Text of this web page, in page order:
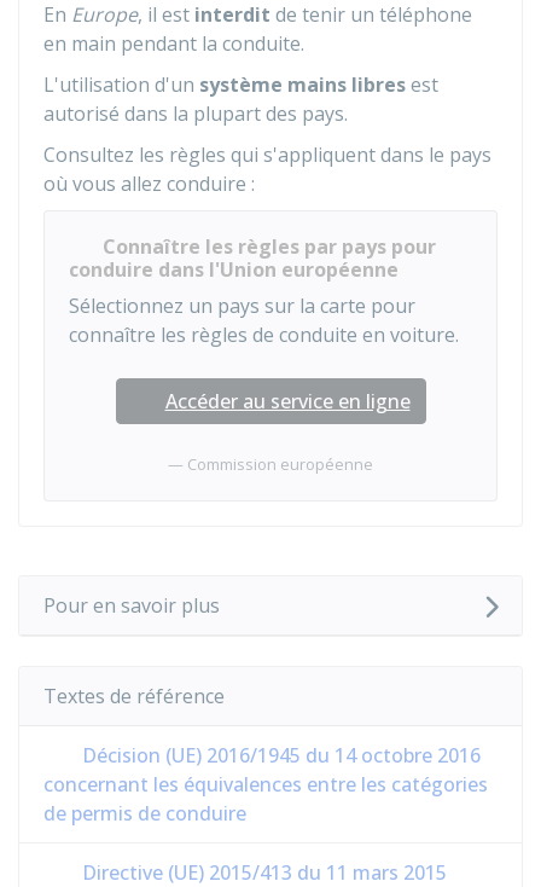
En Europe, il est interdit de tenir un téléphone
en main pendant la conduite.
L'utilisation d'un système mains libresest
autorisé dans la plupart des pays.
Consultez les règles qui s'appliquent dans le pays
où vous allez conduire :
Connaître les règles par pays pour
conduire dans l'Union européenne
Sélectionnez un pays sur la carte pour
connaître les règles de conduite en voiture.
Accéder au service en ligne
Commission européenne
Pour en savoir plus
Textes de référence
Décision (UE) 2016/1945 du 14 octobre 2016
concernant les équivalences entre les catégories
de permis de conduire
Directive (UE) 2015/413 du 11 mars 2015